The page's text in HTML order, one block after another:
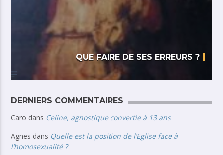
QUE FAIRE DE SES ERREURS ?
DERNIERS COMMENTAIRES
Caro dans Celine, agnostique convertie à 13 ans
Agnes dans Quelle est la position de l’Eglise face à
l’homosexualité ?